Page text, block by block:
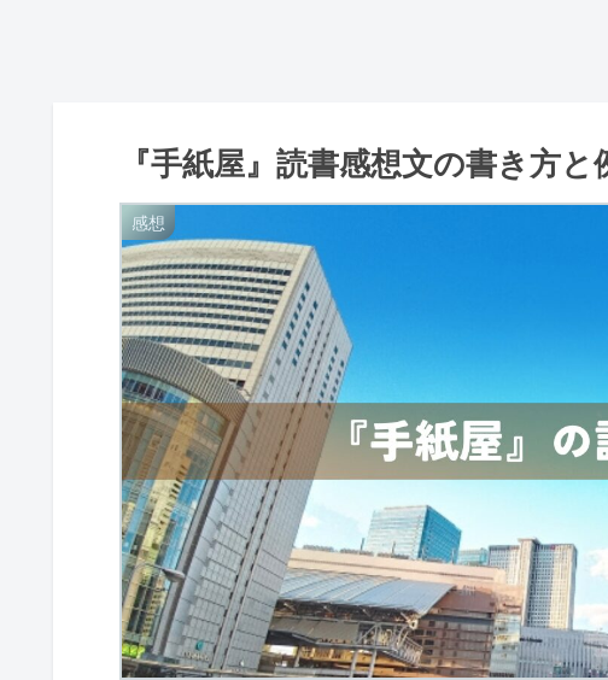
『手紙屋』読書感想文の書き方
感想